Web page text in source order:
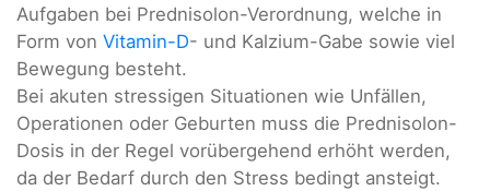
Aufgaben bei Prednisolon-Verordnung, welche in
Form von Vitamin-D- und Kalzium-Gabe sowie viel
Bewegung besteht.
Bei akuten stressigen Situationen wie Unfällen,
Operationen oder Geburten muss die Prednisolon-
Dosis in der Regel vorübergehend erhöht werden,
da der Bedarf durch den Stress bedingt ansteigt.